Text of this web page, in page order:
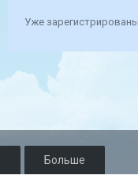
Уже
Больше